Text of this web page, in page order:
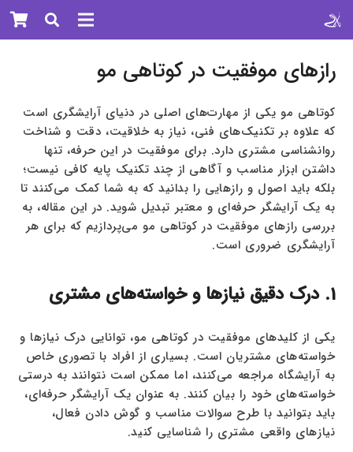
رازهای موفقیت در کوتاهی مو
کوتاهی مو یکی از مهارت‌های اصلی در دنیای آرایشگری است
که علاوه بر تکنیک‌های فنی، نیاز به خلاقیت، دقت و شناخت
روانشناسی مشتری دارد. برای موفقیت در این حرفه، تنها
داشتن ابزار مناسب و آگاهی از چند تکنیک پایه کافی نیست؛
بلکه باید اصول و رازهایی را بدانید که به شما کمک می‌کنند تا
به یک آرایشگر حرفه‌ای و معتبر تبدیل شوید. در این مقاله، به
بررسی رازهای موفقیت در کوتاهی مو می‌پردازیم که برای هر
آرایشگری ضروری است.
1. درک دقیق نیازها و خواسته‌های مشتری
یکی از کلیدهای موفقیت در کوتاهی مو، توانایی درک نیازها و
خواسته‌های مشتریان است. بسیاری از افراد با تصوری خاص
به آرایشگاه مراجعه می‌کنند، اما ممکن است نتوانند به درستی
خواسته‌های خود را بیان کنند. به عنوان یک آرایشگر حرفه‌ای،
باید بتوانید با طرح سوالات مناسب و گوش دادن فعال،
نیازهای واقعی مشتری را شناسایی کنید.